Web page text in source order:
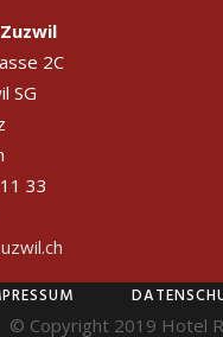
2C
SG
33
© Copyright 2019 Hotel